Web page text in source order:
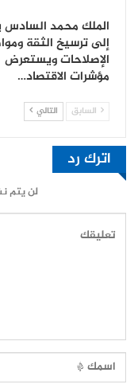
الملك محمد السادس
إلى ترسيخ الثقة
الإصلاحات ويستعرض
مؤشرات الاقتصاد…
السابق التالي
اترك رد
لن يتم